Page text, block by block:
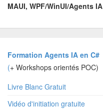
MAUI, WPF/WinUI/Agents IA
Formation Agents IA en C#
(+ Workshops orientés POC)
Livre Blanc Gratuit
Vidéo d'initiation gratuite